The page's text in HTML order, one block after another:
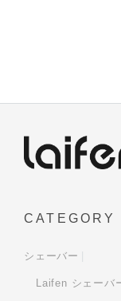
CATEGORY
シェーバー
Laifen シェーバ